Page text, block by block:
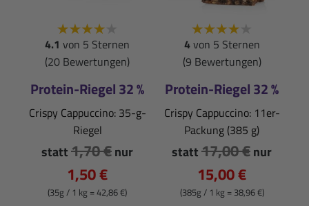
4.1 von 5 Sternen
(20 Bewertungen)
Protein-Riegel 32 %
Crispy Cappuccino: 35-g-
Riegel
statt1,70 €nur
1,50 €
(35g / 1 kg = 42,86 €)
4von 5 Sternen
(9 Bewertungen)
Protein-Riegel 32 %
Crispy Cappuccino: 11er-
Packung (385 g)
statt17,00 €nur
15,00 €
(385g / 1 kg = 38,96 €)